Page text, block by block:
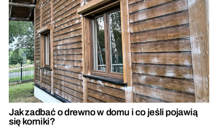
Jak zadbać o drewno w domu i co jeśli pojawią
się korniki?